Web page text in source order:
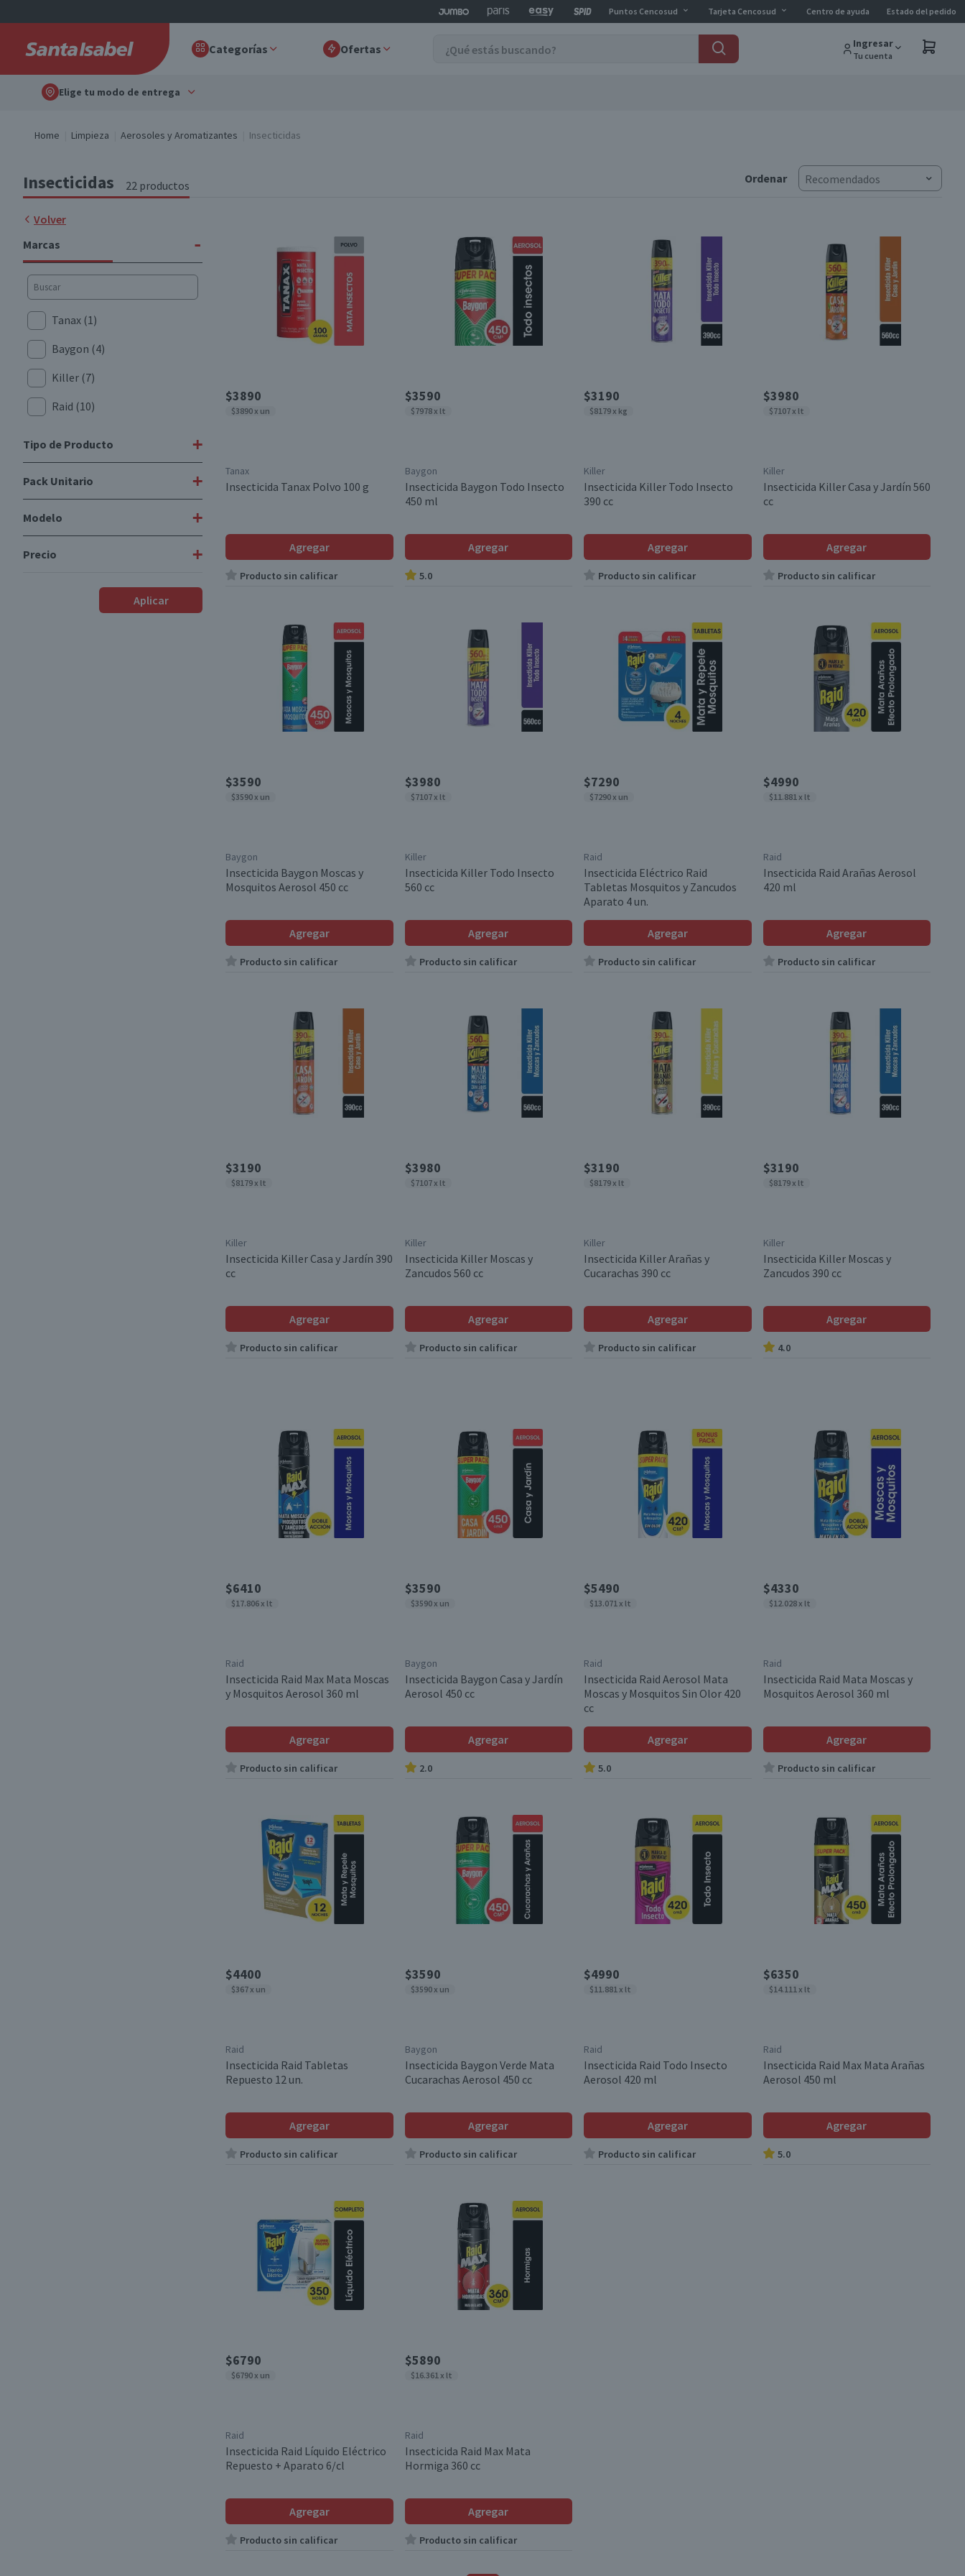
Puntos Cencosud Tarjeta Cencosud Centro de ayuda Estado del pedido
Categorías Ofertas Ingresar
Tu cuenta
Elige tu modo de entrega
Home Limpieza Aerosoles y Aromatizantes Insecticidas
Insecticidas 22 productos Ordenar Recomendados
Volver
Marcas
-
Tanax (1)
Baygon (4)
Killer (7)
Raid (10)
Tipo de Producto +
Insecticidas
Recargas Insecticidas
Pack Unitario +
Unitario
Modelo +
Lata 390 cc
Precio +
Aplicar
$3890
$3890 x un
Tanax
Insecticida Tanax Polvo 100 g
Agregar
Producto sin calificar
$3590
$7978 x lt
Baygon
Insecticida Baygon Todo Insecto
450 ml
Agregar
5.0
$3190
$8179 x kg
Killer
Insecticida Killer Todo Insecto
390 cc
Agregar
Producto sin calificar
$3980
$7107 x lt
Killer
Insecticida Killer Casa y Jardín 560
cc
Agregar
Producto sin calificar
$3590
$3590 x un
Baygon
Insecticida Baygon Moscas y
Mosquitos Aerosol 450 cc
Agregar
Producto sin calificar
$3980
$7107 x lt
Killer
Insecticida Killer Todo Insecto
560 cc
Agregar
Producto sin calificar
$7290
$7290 x un
Raid
Insecticida Eléctrico Raid
Tabletas Mosquitos y Zancudos
Aparato 4 un.
Agregar
Producto sin calificar
$4990
$11.881 x lt
Raid
Insecticida Raid Arañas Aerosol
420 ml
Agregar
Producto sin calificar
$3190
$8179 x lt
Killer
Insecticida Killer Casa y Jardín 390
cc
Agregar
Producto sin calificar
$3980
$7107 x lt
Killer
Insecticida Killer Moscas y
Zancudos 560 cc
Agregar
Producto sin calificar
$3190
$8179 x lt
Killer
Insecticida Killer Arañas y
Cucarachas 390 cc
Agregar
Producto sin calificar
$3190
$8179 x lt
Killer
Insecticida Killer Moscas y
Zancudos 390 cc
Agregar
4.0
$6410
$17.806 x lt
Raid
Insecticida Raid Max Mata Moscas
y Mosquitos Aerosol 360 ml
Agregar
Producto sin calificar
$3590
$3590 x un
Baygon
Insecticida Baygon Casa y Jardín
Aerosol 450 cc
Agregar
2.0
$5490
$13.071 x lt
Raid
Insecticida Raid Aerosol Mata
Moscas y Mosquitos Sin Olor 420
cc
Agregar
5.0
$4330
$12.028 x lt
Raid
Insecticida Raid Mata Moscas y
Mosquitos Aerosol 360 ml
Agregar
Producto sin calificar
$4400
$367 x un
Raid
Insecticida Raid Tabletas
Repuesto 12 un.
Agregar
Producto sin calificar
$3590
$3590 x un
Baygon
Insecticida Baygon Verde Mata
Cucarachas Aerosol 450 cc
Agregar
Producto sin calificar
$4990
$11.881 x lt
Raid
Insecticida Raid Todo Insecto
Aerosol 420 ml
Agregar
Producto sin calificar
$6350
$14.111 x lt
Raid
Insecticida Raid Max Mata Arañas
Aerosol 450 ml
Agregar
5.0
$6790
$6790 x un
Raid
Insecticida Raid Líquido Eléctrico
Repuesto + Aparato 6/cl
Agregar
Producto sin calificar
$5890
$16.361 x lt
Raid
Insecticida Raid Max Mata
Hormiga 360 cc
Agregar
Producto sin calificar